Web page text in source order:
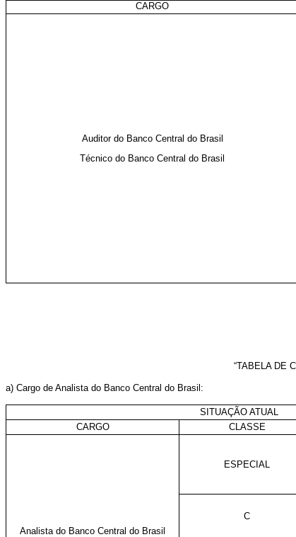
CARGO
Auditor do Banco Central do Brasil
Técnico do Banco Central do Brasil
“TABELA DE
a) Cargo de Analista do Banco Central do Brasil:
SITUAÇÃO ATUAL
CARGO
CLASSE
Analista do Banco Central do Brasil
ESPECIAL
C